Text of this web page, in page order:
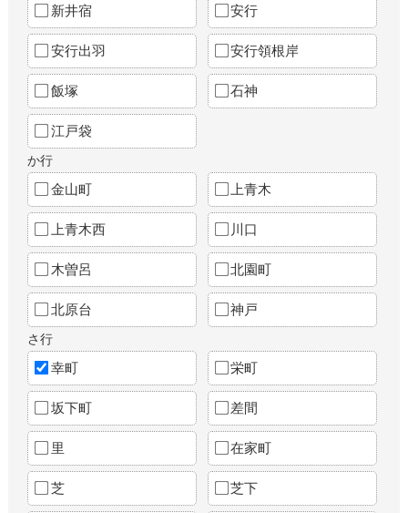
新井宿 安行
安行出羽 安行領根岸
飯塚 石神
江戸袋
か行
金山町 上青木
上青木西 川口
木曽呂 北園町
北原台 神戸
さ行
幸町 栄町
坂下町 差間
里 在家町
芝 芝下